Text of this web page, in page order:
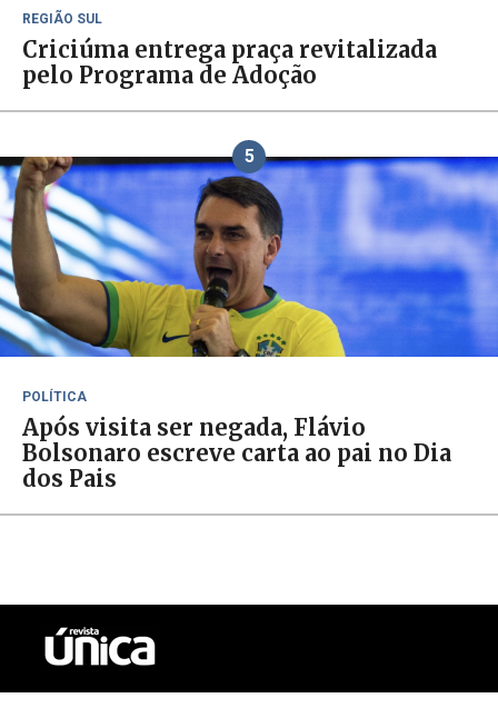
REGIÃO SUL
Criciúma entrega praça revitalizada
pelo Programa de Adoção
5
POLÍTICA
Após visita ser negada, Flávio
Bolsonaro escreve carta ao pai no Dia
dos Pais